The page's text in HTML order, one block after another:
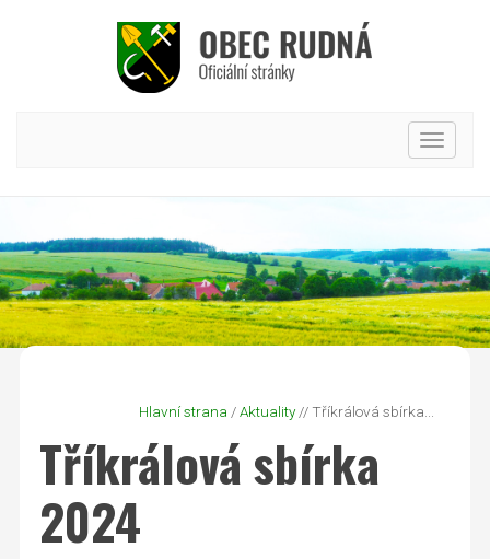
Hlavní
Hlavní strana /Aktuality// Tříkrálová sbírka...
Tříkrálová sbírka
2024